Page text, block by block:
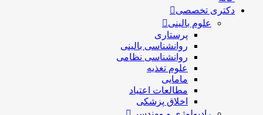
دکتری تخصصی
علوم بالینی
پرستاری
روانشناسی بالینی
روانشناسی نظامی
علوم تغذیه
مامایی
مطالعات اعتیاد
اخلاق پزشکی